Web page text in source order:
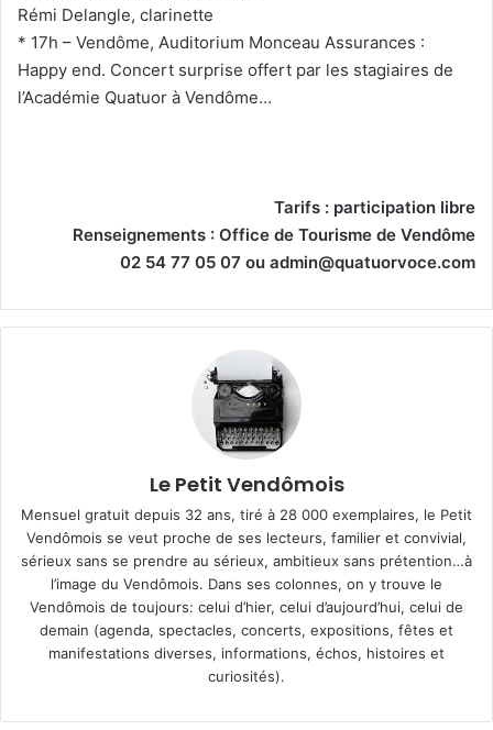
Rémi Delangle, clarinette
* 17h – Vendôme, Auditorium Monceau Assurances :
Happy end. Concert surprise offert par les stagiaires de
l’Académie Quatuor à Vendôme…
Tarifs : participation libre
Renseignements : Office de Tourisme de Vendôme
02 54 77 05 07 ou admin@quatuorvoce.com
Le Petit Vendômois
Mensuel gratuit depuis 32 ans, tiré à 28 000 exemplaires, le Petit
Vendômois se veut proche de ses lecteurs, familier et convivial,
sérieux sans se prendre au sérieux, ambitieux sans prétention…à
l’image du Vendômois. Dans ses colonnes, on y trouve le
Vendômois de toujours: celui d’hier, celui d’aujourd’hui, celui de
demain (agenda, spectacles, concerts, expositions, fêtes et
manifestations diverses, informations, échos, histoires et
curiosités).